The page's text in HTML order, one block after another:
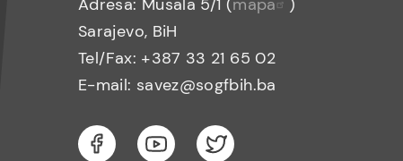
Sarajevo, BiH
Tel/Fax: +387 33 21 65 02
E-mail: savez@sogfbih.ba